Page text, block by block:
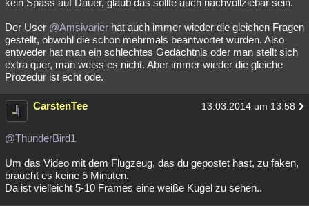
Der User @Amsivarier hat auch immer wieder die gleichen Fragen
gestellt, obwohl die schon mehrmals beantwortet wurden. Also
entweder hat man ein schlechtes Gedächtnis oder man stellt sich
extra quer, man weiss es nicht. Aber immer wieder die gleiche
Prozedur ist echt öde.
CarstenTee 13.03.2014 um 13:58
@ThunderBird1
Um das Video mit dem Flugzeug, das du gepostet hast, zu faken,
braucht es keine 5 Minuten.
Da ist vielleicht 5-10 Frames eine weiße Kugel zu sehen..